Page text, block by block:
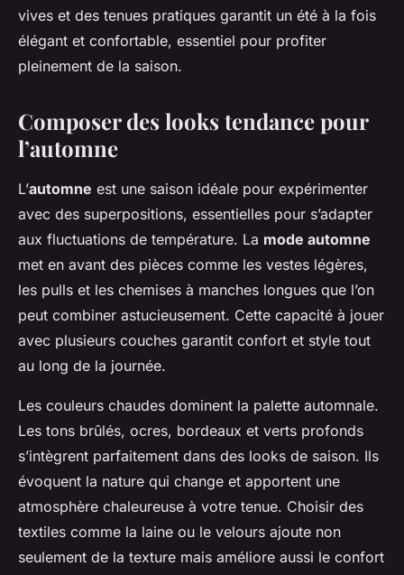
vives et des tenues pratiques garantit un été à la fois
élégant et confortable, essentiel pour profiter
pleinement de la saison.
Composer des looks tendance pour
l’automne
L’automne est une saison idéale pour expérimenter
avec des superpositions, essentielles pour s’adapter
aux fluctuations de température. La mode automne
met en avant des pièces comme les vestes légères,
les pulls et les chemises à manches longues que l’on
peut combiner astucieusement. Cette capacité à jouer
avec plusieurs couches garantit confort et style tout
au long de la journée.
Les couleurs chaudes dominent la palette automnale.
Les tons brûlés, ocres, bordeaux et verts profonds
s’intègrent parfaitement dans des looks de saison. Ils
évoquent la nature qui change et apportent une
atmosphère chaleureuse à votre tenue. Choisir des
textiles comme la laine ou le velours ajoute non
seulement de la texture mais améliore aussi le confort